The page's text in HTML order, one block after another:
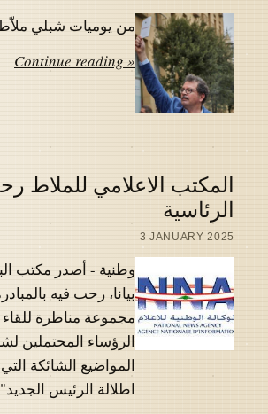
من يوميات شبلي ملاّط
Continue reading »
المكتب الاعلامي للملاط
الرئاسية
3 JANUARY 2025
وطنية - أصدر مكتب
بيانا، رحب فيه
مجموعة مناظرة
الرؤساء المحتملين
المواضيع الشائكة التي
اطلالة الرئيس